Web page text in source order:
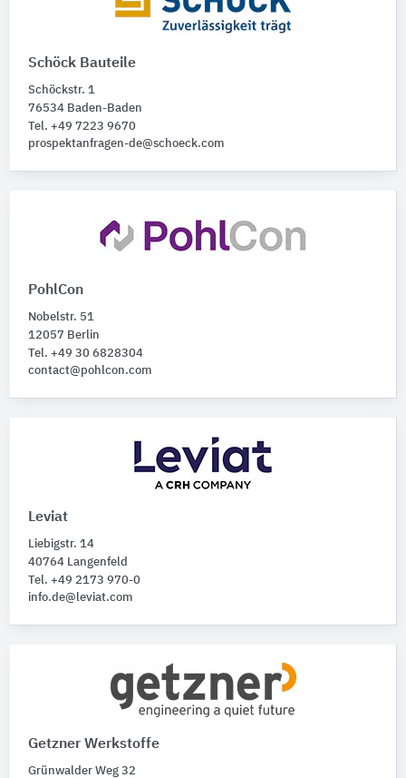
Schöck Bauteile
Schöckstr. 1
76534 Baden-Baden
Tel. +49 7223 9670
prospektanfragen-de@schoeck.com
PohlCon
Nobelstr. 51
12057 Berlin
Tel. +49 30 6828304
contact@pohlcon.com
Leviat
Liebigstr. 14
40764 Langenfeld
Tel. +49 2173 970-0
info.de@leviat.com
Getzner Werkstoffe
Grünwalder Weg 32